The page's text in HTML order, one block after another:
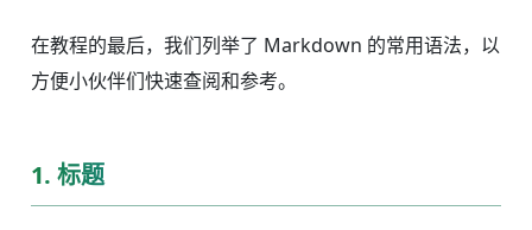
在教程的最后，我们列举了 Markdown 的常用语法，以
方便小伙伴们快速查阅和参考。
1. 标题